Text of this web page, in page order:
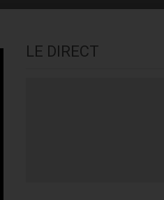
LE DIRECT